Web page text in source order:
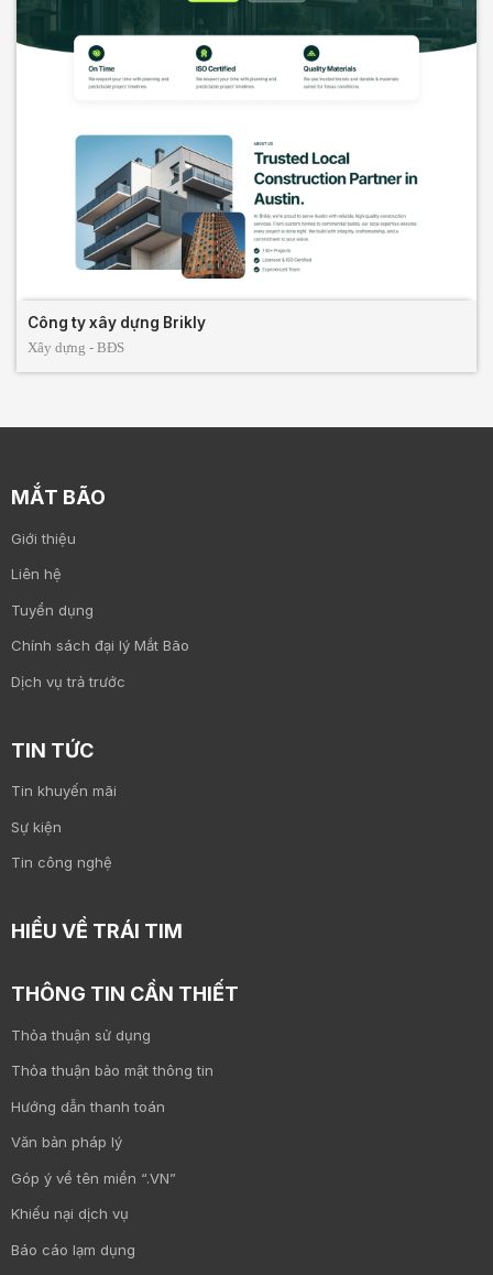
Công ty xây dựng Brikly
Xây dựng - BĐS
MẮT BÃO
Giới thiệu
Liên hệ
Tuyển dụng
Chính sách đại lý Mắt Bão
Dịch vụ trả trước
TIN TỨC
Tin khuyến mãi
Sự kiện
Tin công nghệ
HIỂU VỀ TRÁI TIM
THÔNG TIN CẦN THIẾT
Thỏa thuận sử dụng
Thỏa thuận bảo mật thông tin
Hướng dẫn thanh toán
Văn bản pháp lý
Góp ý về tên miền “.VN”
Khiếu nại dịch vụ
Báo cáo lạm dụng